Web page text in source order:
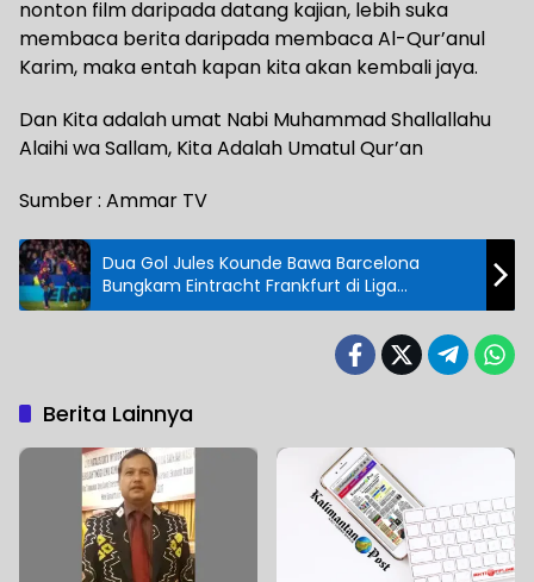
nonton film daripada datang kajian, lebih suka
membaca berita daripada membaca Al-Qur’anul
Karim, maka entah kapan kita akan kembali jaya.
Dan Kita adalah umat Nabi Muhammad Shallallahu
Alaihi wa Sallam, Kita Adalah Umatul Qur’an
Sumber : Ammar TV
Dua Gol Jules Kounde Bawa Barcelona
Bungkam Eintracht Frankfurt di Liga
Champions
Berita Lainnya